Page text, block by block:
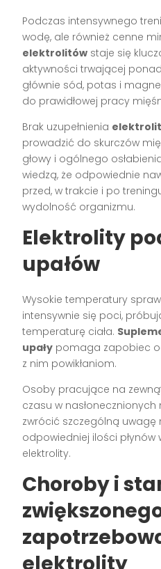
Podczas intensywnego
wodę, ale również cenne
elektrolitów staje się
aktywności trwającej
głównie sód, potas i
do prawidłowej pracy
Brak uzupełnienia
prowadzić do skurczów
głowy i ogólnego
wiedzą, że odpowiednie
przed, w trakcie i po
wydolność organizmu.
Elektrolity
upałów
Wysokie temperatury
intensywnie się poci,
temperaturę ciała.
upały pomaga zapobiec
z nim powikłaniom.
Osoby pracujące na
czasu w
zwrócić szczególną uwagę
odpowiedniej ilości
elektrolity.
Choroby i